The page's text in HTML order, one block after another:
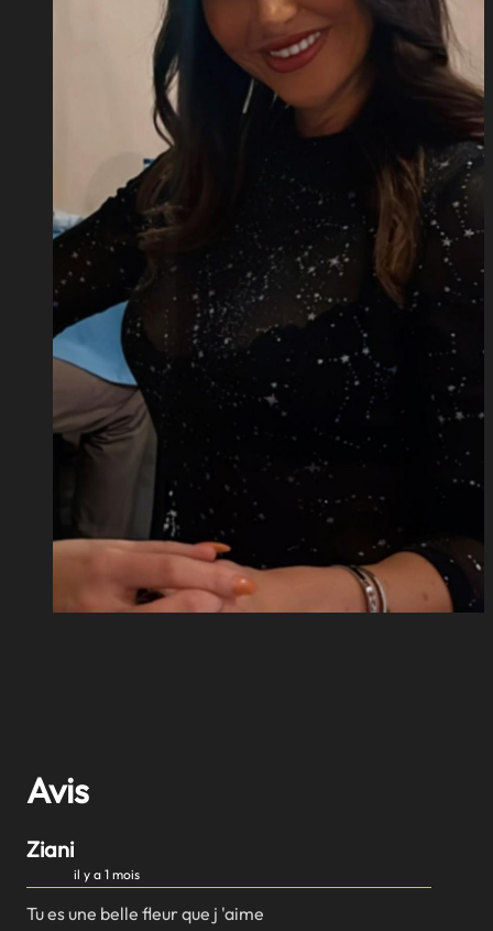
Avis
Ziani
il y a 1 mois
Tu es une belle fleur que j 'aime